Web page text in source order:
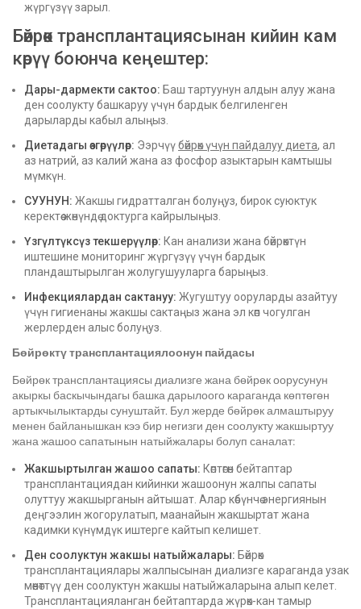
жүргүзүү зарыл.
Бөйрөк трансплантациясынан кийин кам
көрүү боюнча кеңештер:
Дары-дармекти сактоо: Баш тартуунун алдын алуу жана
ден соолукту башкаруу үчүн бардык белгиленген
дарыларды кабыл алыңыз.
Диетадагы өзгөрүүлөр: Ээрчүүбөйрөк үчүн пайдалуу диета, ал
аз натрий, аз калий жана аз фосфор азыктарын камтышы
мүмкүн.
СУУНУН: Жакшы гидратталган болуңуз, бирок суюктук
керектөө жөнүндө доктурга кайрылыңыз.
Үзгүлтүксүз текшерүүлөр: Кан анализи жана бөйрөктүн
иштешине мониторинг жүргүзүү үчүн бардык
пландаштырылган жолугушууларга барыңыз.
Инфекциялардан сактануу: Жугуштуу ооруларды азайтуу
үчүн гигиенаны жакшы сактаңыз жана эл көп чогулган
жерлерден алыс болуңуз.
Бөйрөктү трансплантациялоонун пайдасы
Бөйрөк трансплантациясы диализге жана бөйрөк оорусунун
акыркы баскычындагы башка дарылоого караганда көптөгөн
артыкчылыктарды сунуштайт. Бул жерде бөйрөк алмаштыруу
менен байланышкан кээ бир негизги ден соолукту жакшыртуу
жана жашоо сапатынын натыйжалары болуп саналат:
Жакшыртылган жашоо сапаты: Көптөгөн бейтаптар
трансплантациядан кийинки жашоонун жалпы сапаты
олуттуу жакшырганын айтышат. Алар көбүнчө энергиянын
деңгээлин жогорулатып, маанайын жакшыртат жана
кадимки күнүмдүк иштерге кайтып келишет.
Ден соолуктун жакшы натыйжалары: Бөйрөк
трансплантациялары жалпысынан диализге караганда узак
мөөнөттүү ден соолуктун жакшы натыйжаларына алып келет.
Трансплантацияланган бейтаптарда жүрөк-кан тамыр